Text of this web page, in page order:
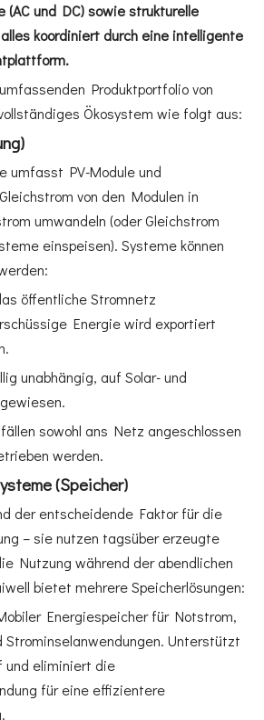
(AC und DC) sowie strukturelle
koordiniert durch eine intelligente
Produktportfolio von
Ökosystem wie folgt aus:
umfasst PV-Module und
von den Modulen in
umwandeln (oder Gleichstrom
einspeisen). Systeme können
öffentliche Stromnetz
Energie wird exportiert
unabhängig, auf Solar- und
sowohl ans Netz angeschlossen
werden.
(Speicher)
der entscheidende Faktor für die
– sie nutzen tagsüber erzeugte
Nutzung während der abendlichen
bietet mehrere Speicherlösungen:
Energiespeicher für Notstrom,
Strominselanwendungen. Unterstützt
und eliminiert die
für eine effizientere